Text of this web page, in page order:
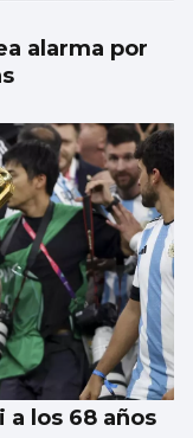
alarma por
a los 68 años